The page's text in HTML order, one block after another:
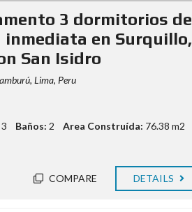
3 dormitorios de
inmediata en Surquillo,
San Isidro
Lima, Peru
3 Baños: 2 Area Construída: 76.38 m2
COMPARE DETAILS